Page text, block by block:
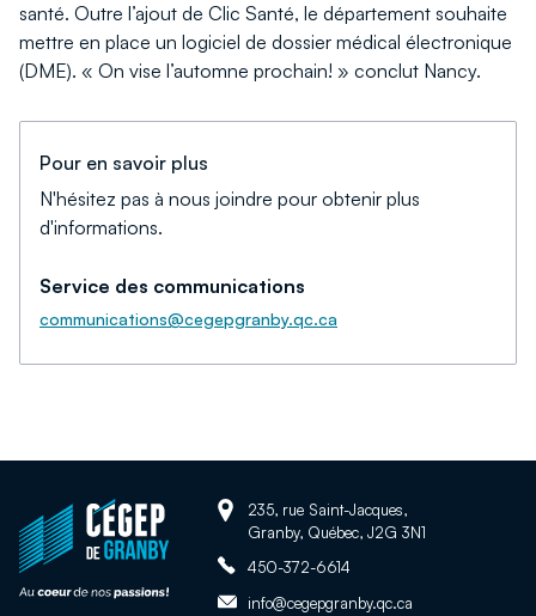
santé. Outre l’ajout de Clic Santé, le département souhaite
mettre en place un logiciel de dossier médical électronique
(DME). « On vise l’automne prochain! » conclut Nancy.
Pour en savoir plus
N'hésitez pas à nous joindre pour obtenir plus
d'informations.
Service des communications
communications@cegepgranby.qc.ca
Retour
à
page
Adresse:235, rue Saint-Jacques,
Granby, Québec, J2G 3N1
Téléphone:
450-372-6614
Adresse
info@cegepgranby.qc.ca